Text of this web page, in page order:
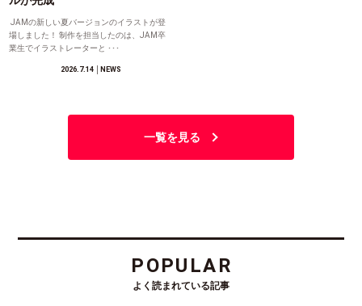
JAMの新しい夏バージョンのイラストが登
場しました！ 制作を担当したのは、JAM卒
業生でイラストレーターと ･･･
2026.7.14│NEWS
一覧を見る
POPULAR
よく読まれている記事